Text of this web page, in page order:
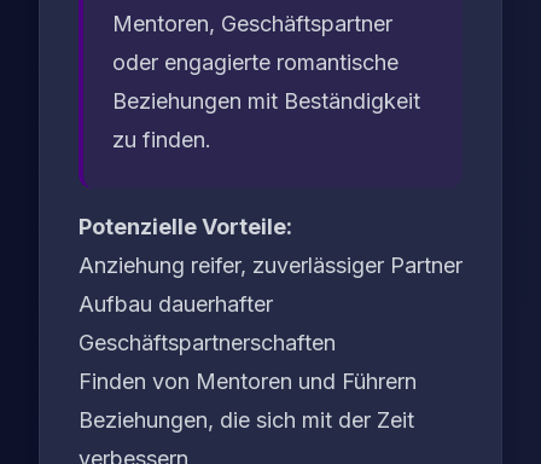
Mentoren, Geschäftspartner
oder engagierte romantische
Beziehungen mit Beständigkeit
zu finden.
Potenzielle Vorteile:
Anziehung reifer, zuverlässiger Partner
Aufbau dauerhafter
Geschäftspartnerschaften
Finden von Mentoren und Führern
Beziehungen, die sich mit der Zeit